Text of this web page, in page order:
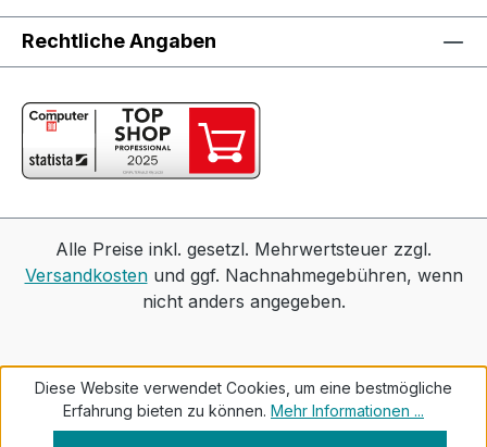
Rechtliche Angaben
Alle Preise inkl. gesetzl. Mehrwertsteuer zzgl.
Versandkostenund ggf. Nachnahmegebühren, wenn
nicht anders angegeben.
Diese Website verwendet Cookies, um eine bestmögliche
Erfahrung bieten zu können. Mehr Informationen ...